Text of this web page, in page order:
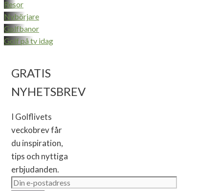
Resor
Nybörjare
Golfbanor
Golf på tv idag
GRATIS
NYHETSBREV
I Golflivets
veckobrev får
du inspiration,
tips och nyttiga
erbjudanden.